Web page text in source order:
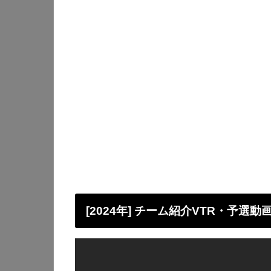
[2024年] チーム紹介VTR・予選動